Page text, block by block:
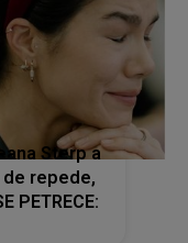
Sterp a
repede,
PETRECE: